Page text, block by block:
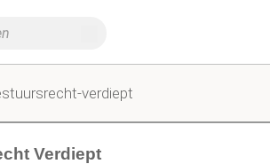
verdiept
Verdiept